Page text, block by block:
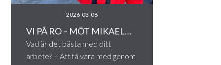
2026-03-06
VI PÅ RO – MÖT MIKAEL…
Vad är det bästa med ditt
arbete? – Att få vara med genom